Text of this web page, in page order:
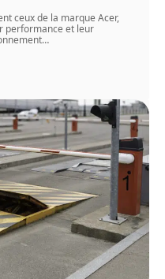
ceux de la marque Acer,
performance et leur
…